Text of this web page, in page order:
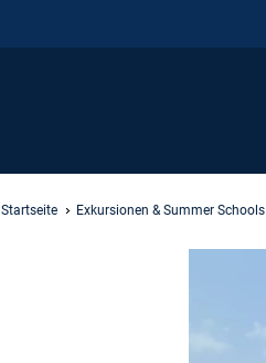
Startseite Exkursionen & Summer Schools